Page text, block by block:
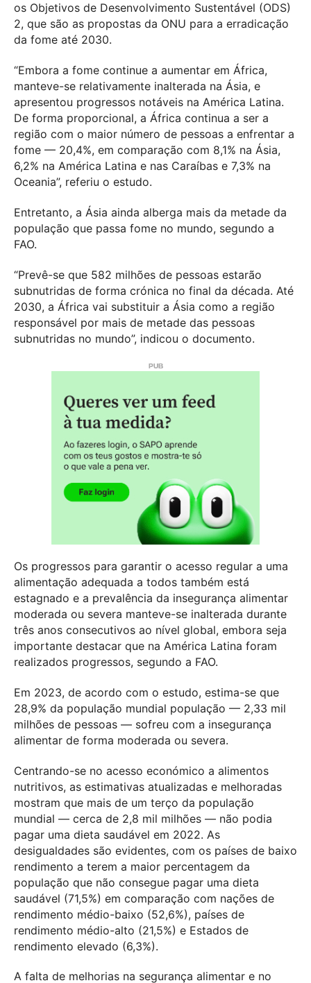
os Objetivos de Desenvolvimento Sustentável (ODS)
2, que são as propostas da ONU para a erradicação
da fome até 2030.
“Embora a fome continue a aumentar em África,
manteve-se relativamente inalterada na Ásia, e
apresentou progressos notáveis na América Latina.
De forma proporcional, a África continua a ser a
região com o maior número de pessoas a enfrentar a
fome — 20,4%, em comparação com 8,1% na Ásia,
6,2% na América Latina e nas Caraíbas e 7,3% na
Oceania”, referiu o estudo.
Entretanto, a Ásia ainda alberga mais da metade da
população que passa fome no mundo, segundo a
FAO.
“Prevê-se que 582 milhões de pessoas estarão
subnutridas de forma crónica no final da década. Até
2030, a África vai substituir a Ásia como a região
responsável por mais de metade das pessoas
subnutridas no mundo”, indicou o documento.
Os progressos para garantir o acesso regular a uma
alimentação adequada a todos também está
estagnado e a prevalência da insegurança alimentar
moderada ou severa manteve-se inalterada durante
três anos consecutivos ao nível global, embora seja
importante destacar que na América Latina foram
realizados progressos, segundo a FAO.
Em 2023, de acordo com o estudo, estima-se que
28,9% da população mundial população — 2,33 mil
milhões de pessoas — sofreu com a insegurança
alimentar de forma moderada ou severa.
Centrando-se no acesso económico a alimentos
nutritivos, as estimativas atualizadas e melhoradas
mostram que mais de um terço da população
mundial — cerca de 2,8 mil milhões — não podia
pagar uma dieta saudável em 2022. As
desigualdades são evidentes, com os países de baixo
rendimento a terem a maior percentagem da
população que não consegue pagar uma dieta
saudável (71,5%) em comparação com nações de
rendimento médio-baixo (52,6%), países de
rendimento médio-alto (21,5%) e Estados de
rendimento elevado (6,3%).
A falta de melhorias na segurança alimentar e no